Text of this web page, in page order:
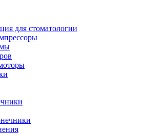
для стоматологии